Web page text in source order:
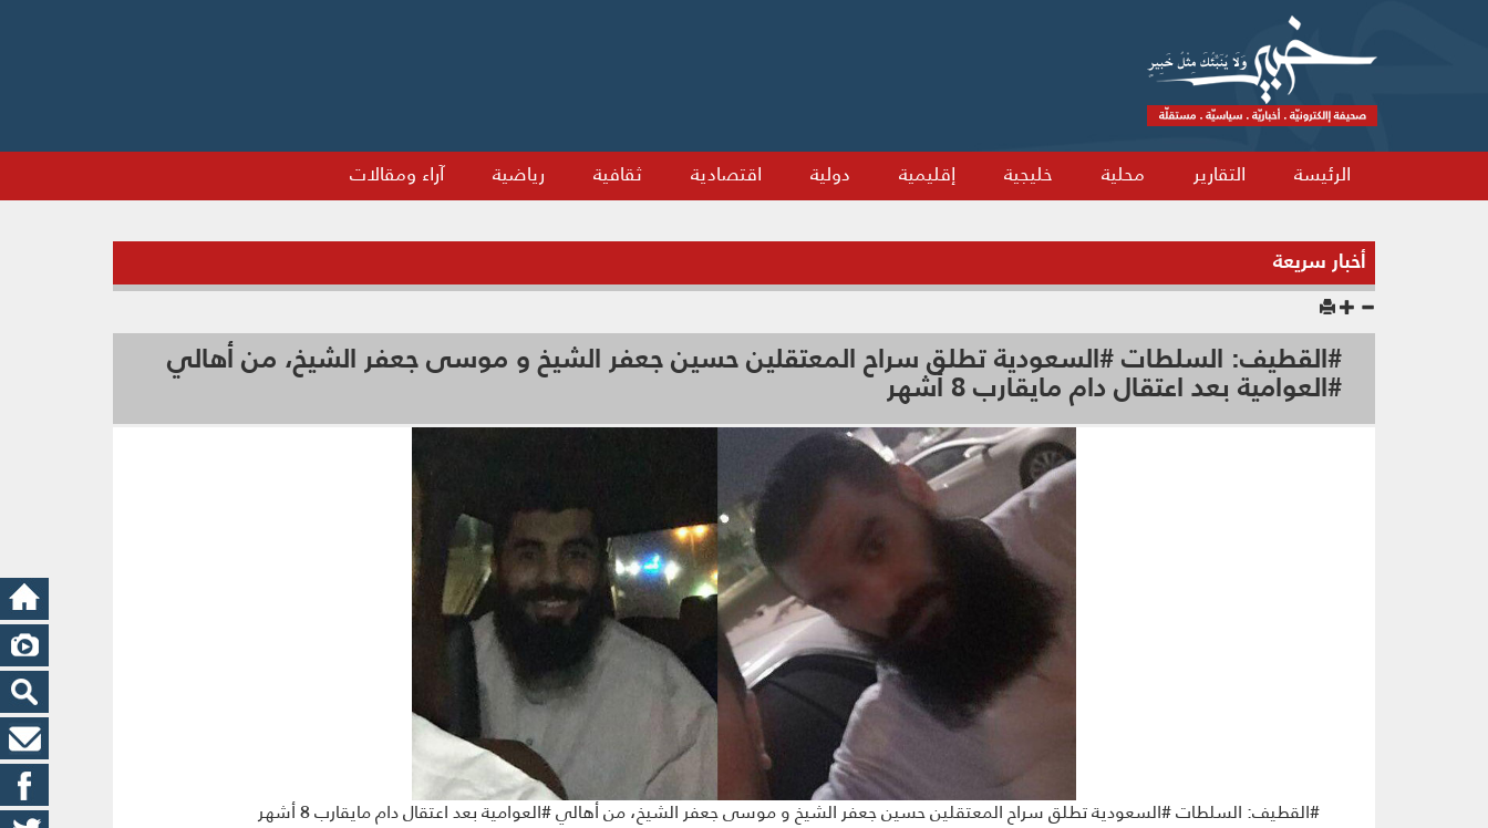
الرئيسة التقارير محلية خليجية إقليمية دولية اقتصادية ثقافية رياضية آراء ومقالات
أخبار سريعة
#القطيف: السلطات #السعودية تطلق سراح المعتقلين حسين جعفر الشيخ و موسى جعفر الشيخ، من أهالي
#العوامية بعد اعتقال دام مايقارب 8 أشهر
#القطيف: السلطات #السعودية تطلق سراح المعتقلين حسين جعفر الشيخ و موسى جعفر الشيخ، من أهالي #العوامية بعد اعتقال دام مايقارب 8 أشهر